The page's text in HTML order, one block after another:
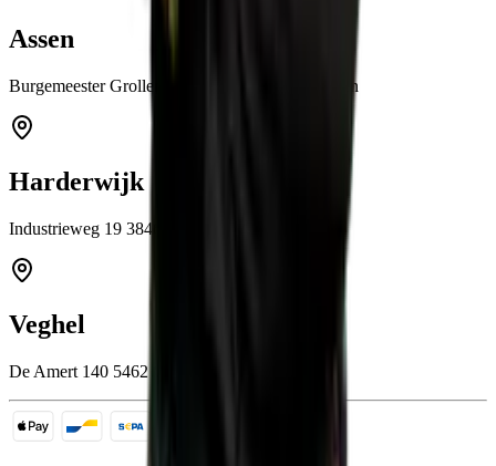
Assen
Burgemeester Grollemanweg 12a 9405 TN Assen
Harderwijk
Industrieweg 19 3846 BB Harderwijk
Veghel
De Amert 140 5462 GH Veghel